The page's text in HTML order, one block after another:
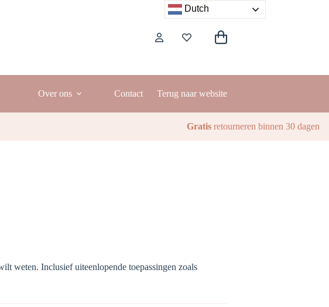
Winkelwagen
Over ons Contact Terug naar website
Gratis retourneren binnen 30 dagen
weten. Inclusief uiteenlopende toepassingen zoals
Dutch